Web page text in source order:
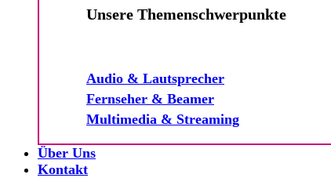
Unsere Themenschwerpunkte
Audio & Lautsprecher
Fernseher & Beamer
Multimedia & Streaming
Über Uns
Kontakt